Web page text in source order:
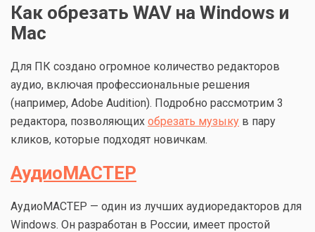
Как обрезать WAV на Windows и
Mac
Для ПК создано огромное количество редакторов
аудио, включая профессиональные решения
(например, Adobe Audition). Подробно рассмотрим 3
редактора, позволяющих обрезать музыку в пару
кликов, которые подходят новичкам.
АудиоМАСТЕР
АудиоМАСТЕР — один из лучших аудиоредакторов для
Windows. Он разработан в России, имеет простой